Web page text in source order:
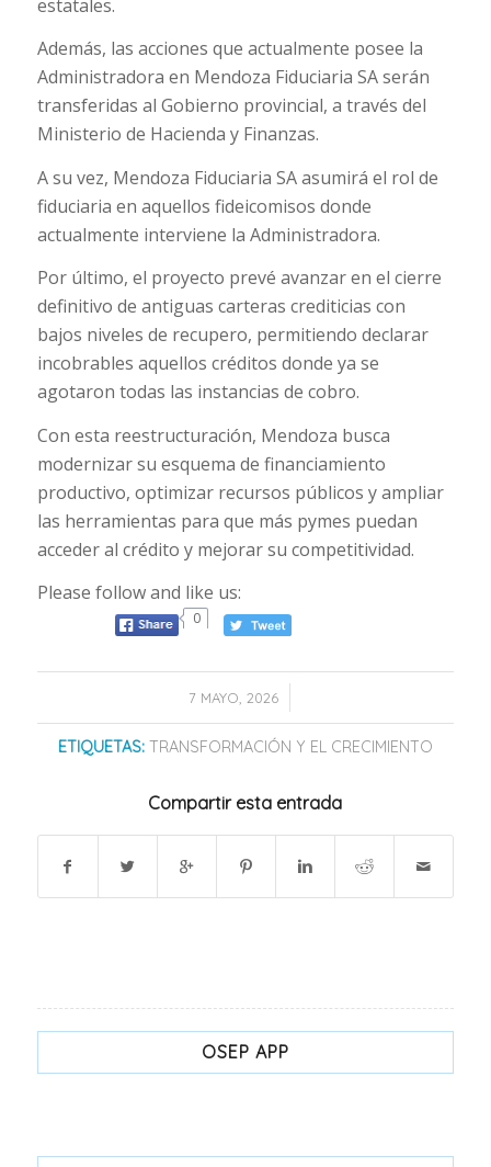
estatales.
Además, las acciones que actualmente posee la
Administradora en Mendoza Fiduciaria SA serán
transferidas al Gobierno provincial, a través del
Ministerio de Hacienda y Finanzas.
A su vez, Mendoza Fiduciaria SA asumirá el rol de
fiduciaria en aquellos fideicomisos donde
actualmente interviene la Administradora.
Por último, el proyecto prevé avanzar en el cierre
definitivo de antiguas carteras crediticias con
bajos niveles de recupero, permitiendo declarar
incobrables aquellos créditos donde ya se
agotaron todas las instancias de cobro.
Con esta reestructuración, Mendoza busca
modernizar su esquema de financiamiento
productivo, optimizar recursos públicos y ampliar
las herramientas para que más pymes puedan
acceder al crédito y mejorar su competitividad.
Please follow and like us:
0
7 MAYO, 2026
/
ETIQUETAS: TRANSFORMACIÓN Y EL CRECIMIENTO
Compartir esta entrada
OSEP APP